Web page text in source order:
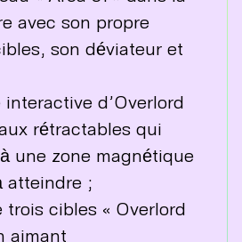
avec son propre
son déviateur et
d’Overlord
rétractables qui
une zone magnétique
atteindre ;
trois cibles « Overlord
aimant